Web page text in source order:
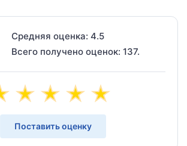
Средняя оценка: 4.5
Всего получено оценок: 137.
Поставить оценку